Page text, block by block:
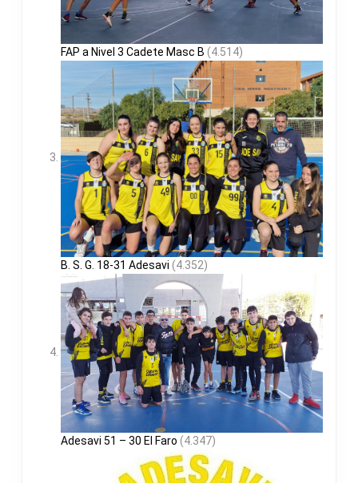
FAP a Nivel 3 Cadete Masc B (4.514)
B. S. G. 18-31 Adesavi (4.352)
Adesavi 51 – 30 El Faro (4.347)